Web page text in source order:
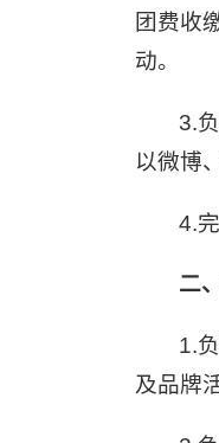
团费收
动。
3.
以微博
4.
二
1.
及品牌